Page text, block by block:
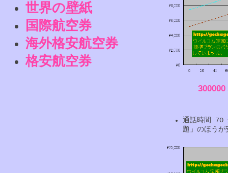
世界の壁紙
国際航空券
海外格安航空券
格安航空券
通話時間 70
題」のほうが